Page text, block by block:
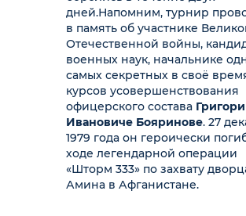
дней.Напомним, турнир
в память об участнике
Отечественной войны,
военных наук, начальнике
самых секретных в своё
курсов усовершенствования
офицерского состава
Ивановиче Бояринове. 27
1979 года он героически
ходе легендарной операции
«Шторм 333» по захвату
Амина в Афганистане.